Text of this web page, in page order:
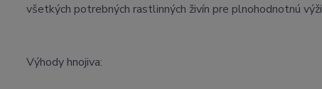
všetkých potrebných rastlinných živín pre plnohodnotnú
Výhody hnojiva: